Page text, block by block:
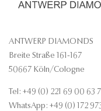
ANTWERP DIAMONDS
Breite Straße 161-167
50667 Köln/Cologne
Tel: +49 (0) 221 69 00 63
WhatsApp: +49 (0) 172